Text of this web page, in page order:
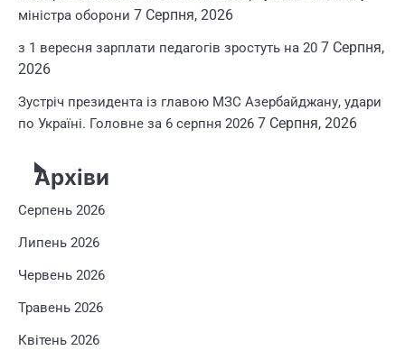
міністра оборони 7 Серпня, 2026
з 1 вересня зарплати педагогів зростуть на 20 7 Серпня,
2026
Зустріч президента із главою МЗС Азербайджану, удари
по Україні. Головне за 6 серпня 2026 7 Серпня, 2026
Архіви
Серпень 2026
Липень 2026
Червень 2026
Травень 2026
Квітень 2026